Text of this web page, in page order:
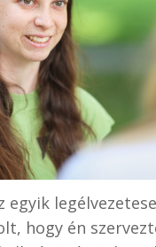
egyik
hogy én